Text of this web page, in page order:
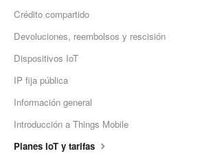
Crédito compartido
Devoluciones, reembolsos y rescisión
Dispositivos IoT
IP fija pública
Información general
Introducción a Things Mobile
Planes IoT y tarifas